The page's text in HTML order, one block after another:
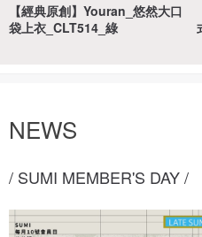
【經典原創】Youran_悠然大口
袋上衣_CLT514_綠
NEWS
/ SUMI MEMBER'S DAY /